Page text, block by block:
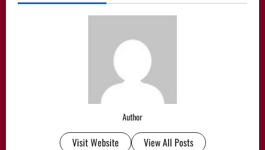
Author
Visit Website View All Posts